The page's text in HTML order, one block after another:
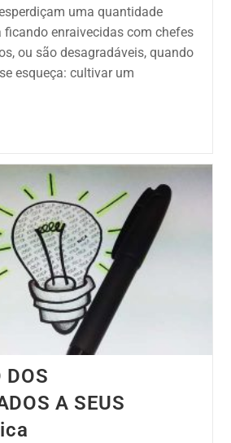
uma quantidade
ficando enraivecidas com chefes
ou são desagradáveis, quando
esqueça: cultivar um
DOS
A SEUS